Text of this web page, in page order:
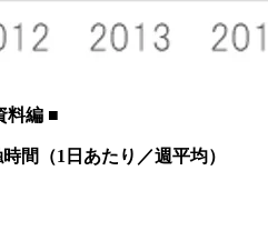
料編 ■
間（1日あたり／週平均）